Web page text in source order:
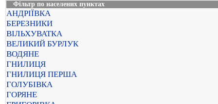
Фільтр по населених пунктах
АНДРІЇВКА
БЕРЕЗНИКИ
ВІЛЬХУВАТКА
ВЕЛИКИЙ БУРЛУК
ВОДЯНЕ
ГНИЛИЦЯ
ГНИЛИЦЯ ПЕРША
ГОЛУБІВКА
ГОРЯНЕ